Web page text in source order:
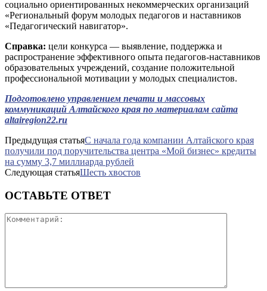
социально ориентированных некоммерческих организаций
«Региональный форум молодых педагогов и наставников
«Педагогический навигатор».
Справка: цели конкурса — выявление, поддержка и
распространение эффективного опыта педагогов-наставников
образовательных учреждений, создание положительной
профессиональной мотивации у молодых специалистов.
Подготовлено управлением печати и массовых
коммуникаций Алтайского края по материалам сайта
altairegion22.ru
Предыдущая статьяС начала года компании Алтайского края
получили под поручительства центра «Мой бизнес» кредиты
на сумму 3,7 миллиарда рублей
Следующая статьяШесть хвостов
ОСТАВЬТЕ ОТВЕТ